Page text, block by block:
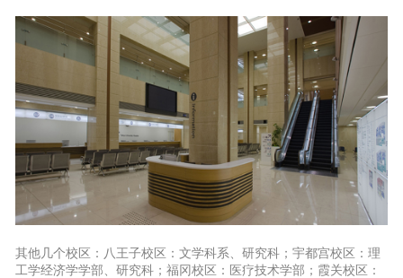
其他几个校区：八王子校区：文学科系、研究科；宇都宫校区：理
工学经济学学部、研究科；福冈校区：医疗技术学部；霞关校区：